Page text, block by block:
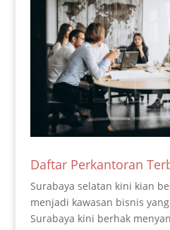
Daftar Perkantoran
Surabaya selatan kini kian
menjadi kawasan bisnis
Surabaya kini berhak